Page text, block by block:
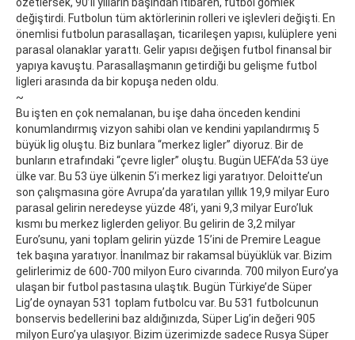
değiştirdi. Futbolun tüm aktörlerinin rolleri ve işlevleri değişti. En
önemlisi futbolun parasallaşan, ticarileşen yapısı, kulüplere yeni
parasal olanaklar yarattı. Gelir yapısı değişen futbol finansal bir
yapıya kavuştu. Parasallaşmanın getirdiği bu gelişme futbol
ligleri arasında da bir kopuşa neden oldu.
~
Bu işten en çok nemalanan, bu işe daha önceden kendini
konumlandırmış vizyon sahibi olan ve kendini yapılandırmış 5
büyük lig oluştu. Biz bunlara “merkez ligler” diyoruz. Bir de
bunların etrafındaki “çevre ligler” oluştu. Bugün UEFA’da 53 üye
ülke var. Bu 53 üye ülkenin 5’i merkez ligi yaratıyor. Deloitte’un
son çalışmasına göre Avrupa’da yaratılan yıllık 19,9 milyar Euro
parasal gelirin neredeyse yüzde 48’i, yani 9,3 milyar Euro’luk
kısmı bu merkez liglerden geliyor. Bu gelirin de 3,2 milyar
Euro’sunu, yani toplam gelirin yüzde 15’ini de Premire League
tek başına yaratıyor. İnanılmaz bir rakamsal büyüklük var. Bizim
gelirlerimiz de 600-700 milyon Euro civarında. 700 milyon Euro’ya
ulaşan bir futbol pastasına ulaştık. Bugün Türkiye’de Süper
Lig’de oynayan 531 toplam futbolcu var. Bu 531 futbolcunun
bonservis bedellerini baz aldığınızda, Süper Lig’in değeri 905
milyon Euro’ya ulaşıyor. Bizim üzerimizde sadece Rusya Süper